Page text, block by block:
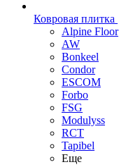
Ковровая плитка
Alpine Floor
AW
Bonkeel
Condor
ESCOM
Forbo
FSG
Modulyss
RCT
Tapibel
Еще